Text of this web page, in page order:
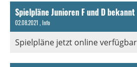
Spielpläne Junioren F und D bekannt
02.08.2021 , Info
Spielpläne jetzt online